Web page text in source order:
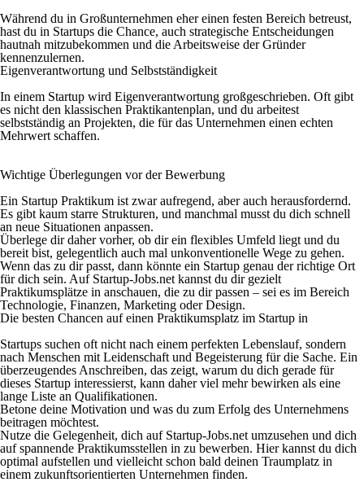
Während du in Großunternehmen eher einen festen Bereich betreust,
hast du in Startups die Chance, auch strategische Entscheidungen
hautnah mitzubekommen und die Arbeitsweise der Gründer
kennenzulernen.
Eigenverantwortung und Selbstständigkeit
In einem Startup wird Eigenverantwortung großgeschrieben. Oft gibt
es nicht den klassischen Praktikantenplan, und du arbeitest
selbstständig an Projekten, die für das Unternehmen einen echten
Mehrwert schaffen.
Wichtige Überlegungen vor der Bewerbung
Ein Startup Praktikum ist zwar aufregend, aber auch herausfordernd.
Es gibt kaum starre Strukturen, und manchmal musst du dich schnell
an neue Situationen anpassen.
Überlege dir daher vorher, ob dir ein flexibles Umfeld liegt und du
bereit bist, gelegentlich auch mal unkonventionelle Wege zu gehen.
Wenn das zu dir passt, dann könnte ein Startup genau der richtige Ort
für dich sein. Auf Startup-Jobs.net kannst du dir gezielt
Praktikumsplätze in anschauen, die zu dir passen – sei es im Bereich
Technologie, Finanzen, Marketing oder Design.
Die besten Chancen auf einen Praktikumsplatz im Startup in
Startups suchen oft nicht nach einem perfekten Lebenslauf, sondern
nach Menschen mit Leidenschaft und Begeisterung für die Sache. Ein
überzeugendes Anschreiben, das zeigt, warum du dich gerade für
dieses Startup interessierst, kann daher viel mehr bewirken als eine
lange Liste an Qualifikationen.
Betone deine Motivation und was du zum Erfolg des Unternehmens
beitragen möchtest.
Nutze die Gelegenheit, dich auf Startup-Jobs.net umzusehen und dich
auf spannende Praktikumsstellen in zu bewerben. Hier kannst du dich
optimal aufstellen und vielleicht schon bald deinen Traumplatz in
einem zukunftsorientierten Unternehmen finden.